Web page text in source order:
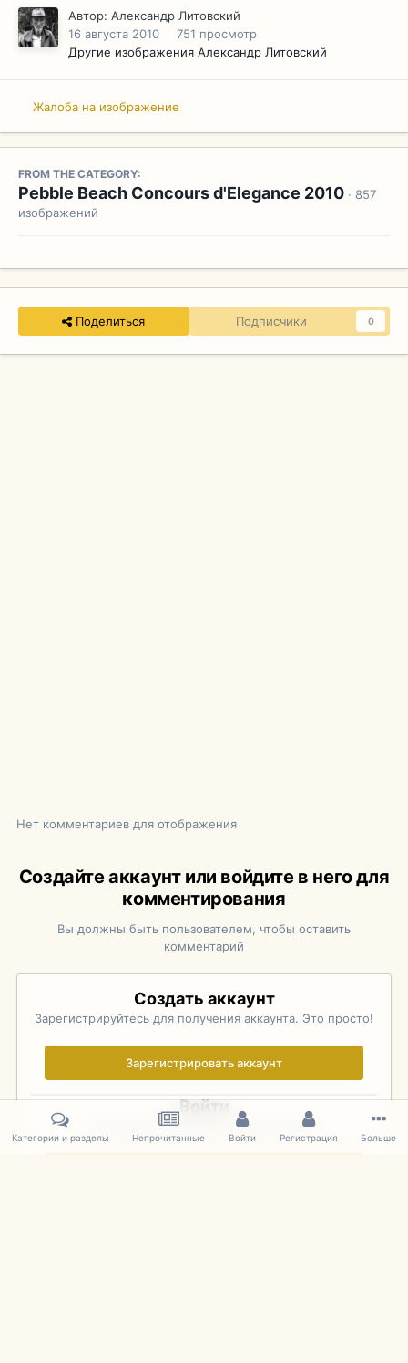
Автор: Александр Литовский
16 августа 2010
751 просмотр
Другие изображения Александр Литовский
Жалоба на изображение
FROM THE CATEGORY:
Pebble Beach Concours d'Elegance 2010 · 857
изображений
Поделиться Подписчики 0
Нет комментариев для отображения
Создайте аккаунт или войдите в него для
комментирования
Вы должны быть пользователем, чтобы оставить
комментарий
Создать аккаунт
Зарегистрируйтесь для получения аккаунта. Это просто!
Зарегистрировать аккаунт
Войти
Уже зарегистрированы? Войдите здесь.
Категории и разделы Непрочитанные Войти Регистрация Больше